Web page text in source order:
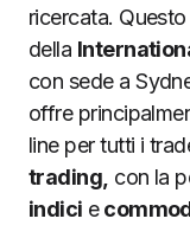
ricercata.
della
con sede a
offre
line per tutti i
trading, con la
indici e